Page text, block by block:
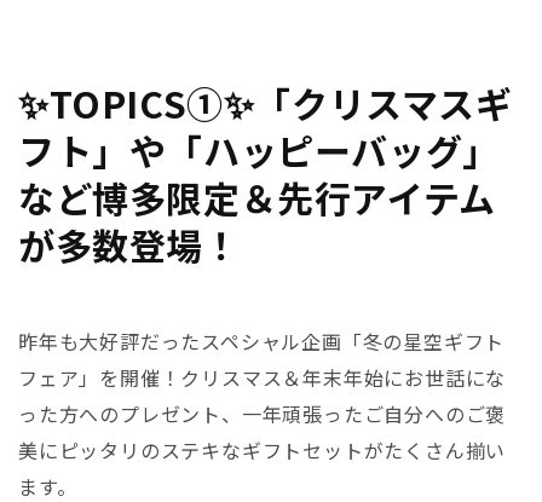
✨TOPICS①✨「クリスマスギ
フト」や「ハッピーバッグ」
など博多限定＆先行アイテム
が多数登場！
昨年も大好評だったスペシャル企画 「冬の星空ギフト
フェア」を開催！クリスマス＆年末年始にお世話にな
った方へのプレゼント、一年頑張ったご自分へのご褒
美にピッタリのステキなギフトセットがたくさん揃い
ます。